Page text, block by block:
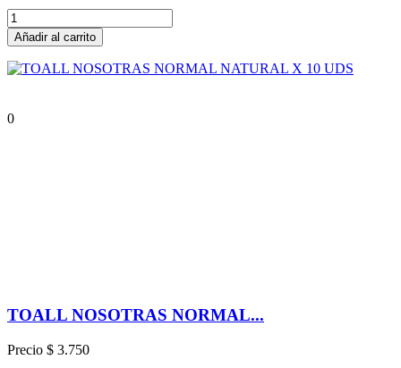
Añadir al carrito
0
TOALL NOSOTRAS NORMAL...
Precio $ 3.750